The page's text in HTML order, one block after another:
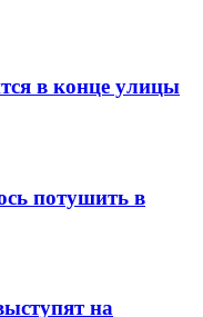
в конце улицы
потушить в
на